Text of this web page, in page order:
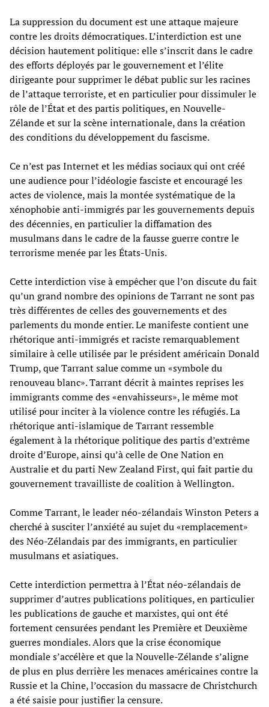
La suppression du document est une attaque majeure
contre les droits démocratiques. L’interdiction est une
décision hautement politique: elle s’inscrit dans le cadre
des efforts déployés par le gouvernement et l’élite
dirigeante pour supprimer le débat public sur les racines
de l’attaque terroriste, et en particulier pour dissimuler le
rôle de l’État et des partis politiques, en Nouvelle-
Zélande et sur la scène internationale, dans la création
des conditions du développement du fascisme.
Ce n’est pas Internet et les médias sociaux qui ont créé
une audience pour l’idéologie fasciste et encouragé les
actes de violence, mais la montée systématique de la
xénophobie anti-immigrés par les gouvernements depuis
des décennies, en particulier la diffamation des
musulmans dans le cadre de la fausse guerre contre le
terrorisme menée par les États-Unis.
Cette interdiction vise à empêcher que l’on discute du fait
qu’un grand nombre des opinions de Tarrant ne sont pas
très différentes de celles des gouvernements et des
parlements du monde entier. Le manifeste contient une
rhétorique anti-immigrés et raciste remarquablement
similaire à celle utilisée par le président américain Donald
Trump, que Tarrant salue comme un «symbole du
renouveau blanc». Tarrant décrit à maintes reprises les
immigrants comme des «envahisseurs», le même mot
utilisé pour inciter à la violence contre les réfugiés. La
rhétorique anti-islamique de Tarrant ressemble
également à la rhétorique politique des partis d’extrême
droite d’Europe, ainsi qu’à celle de One Nation en
Australie et du parti New Zealand First, qui fait partie du
gouvernement travailliste de coalition à Wellington.
Comme Tarrant, le leader néo-zélandais Winston Peters a
cherché à susciter l’anxiété au sujet du «remplacement»
des Néo-Zélandais par des immigrants, en particulier
musulmans et asiatiques.
Cette interdiction permettra à l’État néo-zélandais de
supprimer d’autres publications politiques, en particulier
les publications de gauche et marxistes, qui ont été
fortement censurées pendant les Première et Deuxième
guerres mondiales. Alors que la crise économique
mondiale s’accélère et que la Nouvelle-Zélande s’aligne
de plus en plus derrière les menaces américaines contre la
Russie et la Chine, l’occasion du massacre de Christchurch
a été saisie pour justifier la censure.